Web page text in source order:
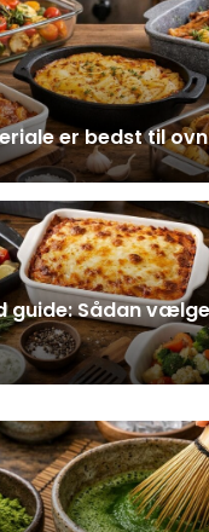
er bedst til
guide: Sådan